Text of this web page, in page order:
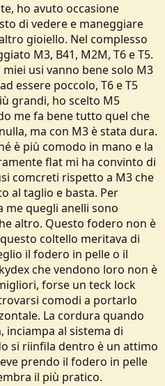
ho avuto occasione
di vedere e maneggiare
gioiello. Nel complesso
M3, B41, M2M, T6 e T5.
usi vanno bene solo M3
essere poccolo, T6 e T5
grandi, ho scelto M5
me fa bene tutto quel che
ma con M3 è stata dura.
è più comodo in mano e la
flat mi ha convinto di
comcreti rispetto a M3 che
al taglio e basta. Per
quegli anelli sono
altro. Questo fodero non è
coltello meritava di
il fodero in pelle o il
che vendono loro non è
forse un teck lock
comodi a portarlo
La cordura quando
al sistema di
si riinfila dentro è un attimo
prendo il fodero in pelle
il più pratico.